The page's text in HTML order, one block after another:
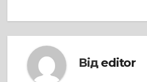
Від editor